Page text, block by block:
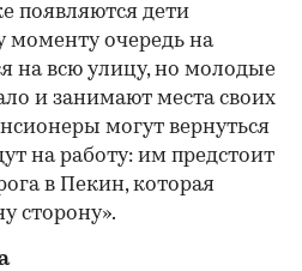
появляются дети
моменту очередь на
на всю улицу, но молодые
и занимают места своих
могут вернуться
на работу: им предстоит
в Пекин, которая
сторону».